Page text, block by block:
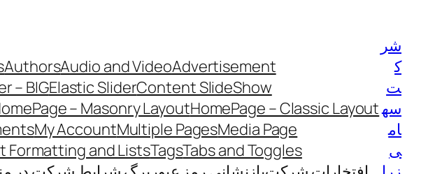
شر
ک
ت
سه
ام
ی
Advertisement
Audio and Video
Authors
Content SlideShow
Elastic Slider
– BIG
HomePage – Classic Layout
– Masonry Layout
Media Page
Multiple Pages
My Account
Tabs and Toggles
Tags
Formatting and Lists